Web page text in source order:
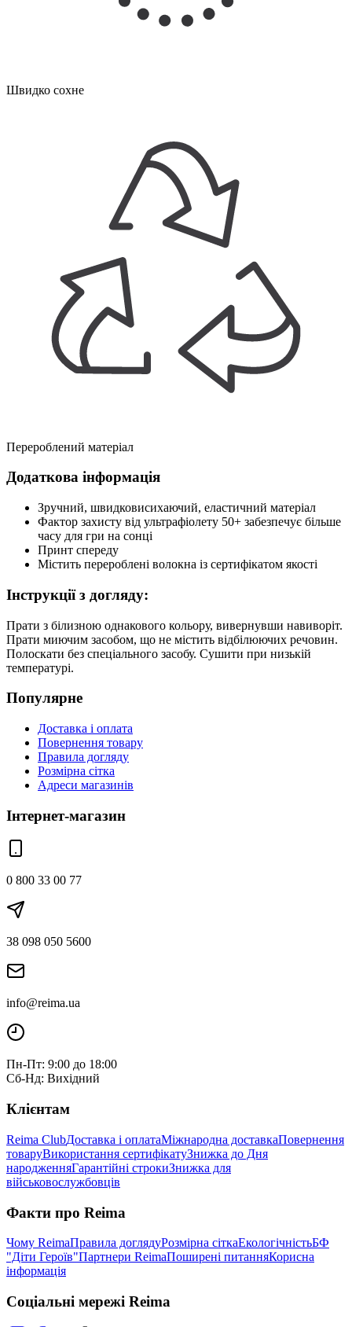
Швидко сохне
Перероблений матеріал
Додаткова інформація
Зручний, швидковисихаючий, еластичний матеріал
Фактор захисту від ультрафіолету 50+ забезпечує більше
часу для гри на сонці
Принт спереду
Містить перероблені волокна із сертифікатом якості
Інструкції з догляду:
Прати з білизною однакового кольору, вивернувши навиворіт.
Прати миючим засобом, що не містить відбілюючих речовин.
Полоскати без спеціального засобу. Сушити при низькій
температурі.
Популярне
Доставка і оплата
Повернення товару
Правила догляду
Розмірна сітка
Адреси магазинів
Інтернет-магазин
0 800 33 00 77
38 098 050 5600
info@reima.ua
Пн-Пт: 9:00 до 18:00
Сб-Нд: Вихідний
Клієнтам
Reima ClubДоставка і оплатаМіжнародна доставкаПовернення
товаруВикористання сертифікатуЗнижка до Дня
народженняГарантійні строкиЗнижка для
військовослужбовців
Факти про Reima
Чому ReimaПравила доглядуРозмірна сіткаЕкологічністьБФ
"Діти Героїв"Партнери ReimaПоширені питанняКорисна
інформація
Соціальні мережі Reima